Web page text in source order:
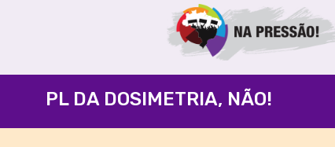
PL DA DOSIMETRIA, NÃO!